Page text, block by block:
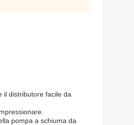
il distributore facile da
pompa a schiuma da